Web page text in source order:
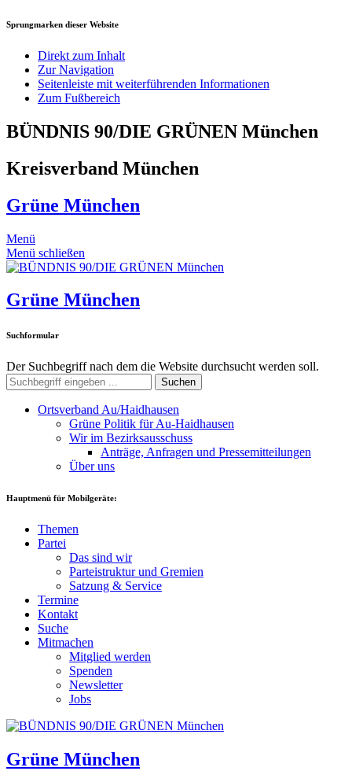
Sprungmarken dieser Website
Direkt zum Inhalt
Zur Navigation
Seitenleiste mit weiterführenden Informationen
Zum Fußbereich
BÜNDNIS 90/DIE GRÜNEN München
Kreisverband München
Grüne München
Menü
Menü schließen
Grüne München
Suchformular
Der Suchbegriff nach dem die Website durchsucht werden soll.
Suchen
Ortsverband Au/Haidhausen
Grüne Politik für Au-Haidhausen
Wir im Bezirksausschuss
Anträge, Anfragen und Pressemitteilungen
Über uns
Hauptmenü für Mobilgeräte:
Themen
Partei
Das sind wir
Parteistruktur und Gremien
Satzung & Service
Termine
Kontakt
Suche
Mitmachen
Mitglied werden
Spenden
Newsletter
Jobs
Grüne München